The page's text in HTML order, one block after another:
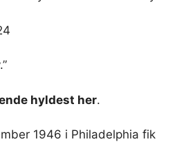
hyldest her.
1946 i Philadelphia fik